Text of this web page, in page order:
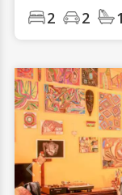
2 2 1